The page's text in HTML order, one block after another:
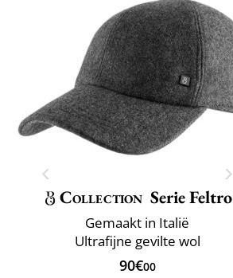
Collection Serie Feltro
Gemaakt in Italië
Ultrafijne gevilte wol
90€00